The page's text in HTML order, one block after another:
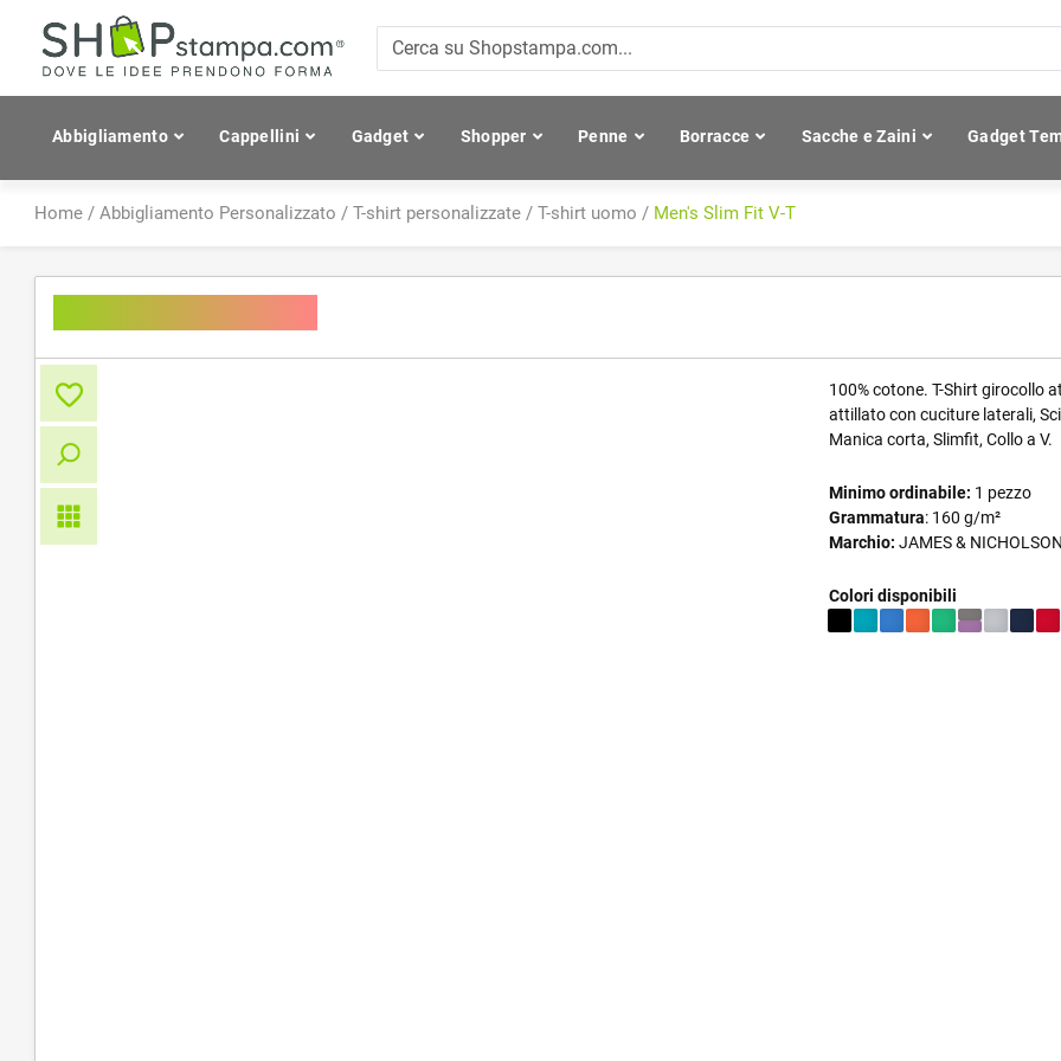
Abbigliamento Cappellini Gadget Shopper Penne Borracce Sacche e Zaini Gadget
Home / Abbigliamento Personalizzato / T-shirt personalizzate / T-shirt uomo / Men's Slim Fit V-T
100% cotone. T-Shirt girocollo
attillato con cuciture laterali,
Manica corta, Slimfit, Collo a V.
Minimo ordinabile: 1 pezzo
Grammatura: 160 g/m²
Marchio: JAMES &
Colori disponibili